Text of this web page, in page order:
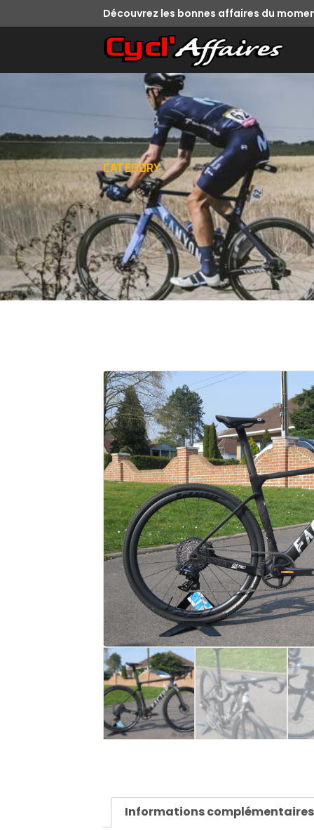
Découvrez les bonnes affaires du
CATEGORY
Informations complémentaires